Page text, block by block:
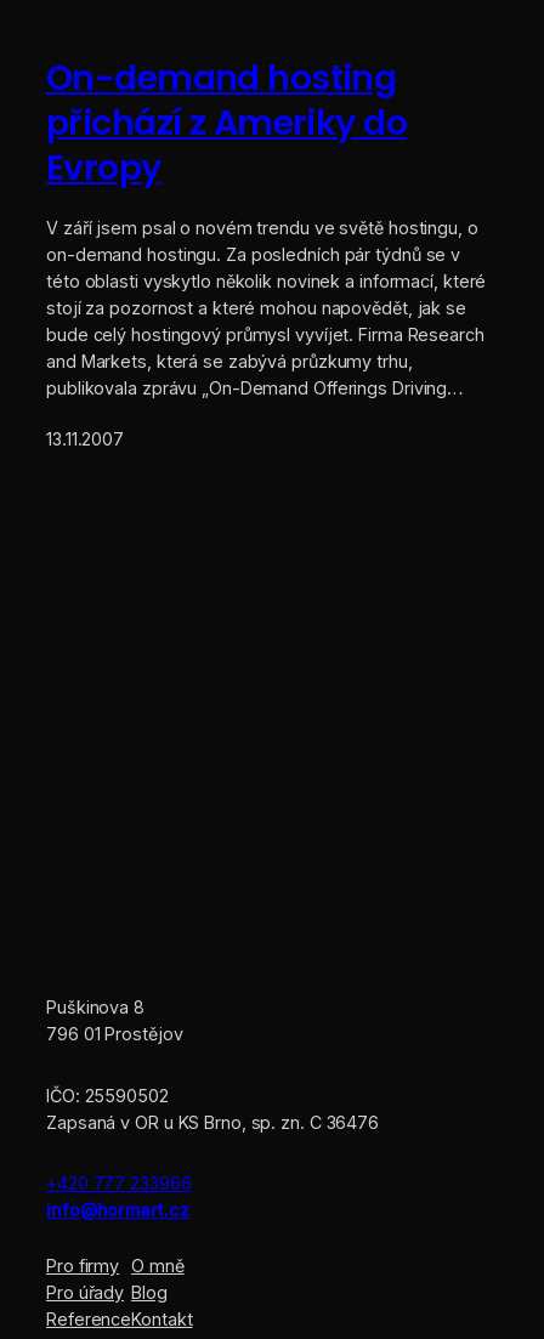
On-demand hosting
přichází z Ameriky do
Evropy
V září jsem psal o novém trendu ve světě hostingu, o
on-demand hostingu. Za posledních pár týdnů se v
této oblasti vyskytlo několik novinek a informací, které
stojí za pozornost a které mohou napovědět, jak se
bude celý hostingový průmysl vyvíjet. Firma Research
and Markets, která se zabývá průzkumy trhu,
publikovala zprávu „On-Demand Offerings Driving…
13.11.2007
Puškinova 8
796 01 Prostějov
IČO: 25590502
Zapsaná v OR u KS Brno, sp. zn. C 36476
+420 777 233966
info@hormart.cz
Pro firmy
Pro úřady
Reference
O mně
Blog
Kontakt